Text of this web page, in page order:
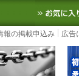
ど国内外の最
報の掲載申込み 広告